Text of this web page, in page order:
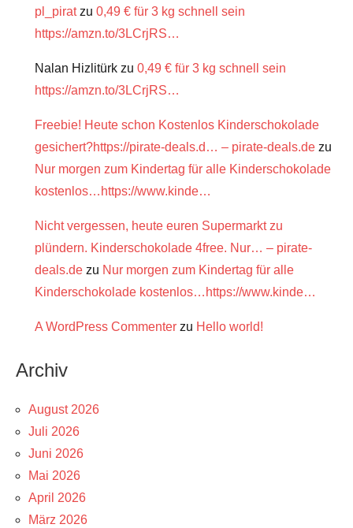
pl_piratzu 0,49 € für 3 kg schnell sein
https://amzn.to/3LCrjRS…
Nalan Hizlitürk zu 0,49 € für 3 kg schnell sein
https://amzn.to/3LCrjRS…
Freebie! Heute schon Kostenlos Kinderschokolade
gesichert?https://pirate-deals.d… – pirate-deals.de zu
Nur morgen zum Kindertag für alle Kinderschokolade
kostenlos…https://www.kinde…
Nicht vergessen, heute euren Supermarkt zu
plündern. Kinderschokolade 4free. Nur… – pirate-
deals.de zu Nur morgen zum Kindertag für alle
Kinderschokolade kostenlos…https://www.kinde…
A WordPress Commenter zu Hello world!
Archiv
August 2026
Juli 2026
Juni 2026
Mai 2026
April 2026
März 2026